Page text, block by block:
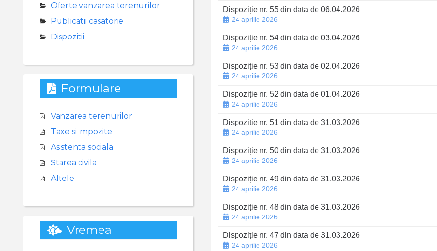
Dispoziție nr. 55 din data de 06.04.2026
24 aprilie 2026
Dispoziție nr. 54 din data de 03.04.2026
24 aprilie 2026
Dispoziție nr. 53 din data de 02.04.2026
24 aprilie 2026
Dispoziție nr. 52 din data de 01.04.2026
24 aprilie 2026
Dispoziție nr. 51 din data de 31.03.2026
24 aprilie 2026
Dispoziție nr. 50 din data de 31.03.2026
24 aprilie 2026
Dispoziție nr. 49 din data de 31.03.2026
24 aprilie 2026
Dispoziție nr. 48 din data de 31.03.2026
24 aprilie 2026
Dispoziție nr. 47 din data de 31.03.2026
24 aprilie 2026
Oferte vanzarea terenurilor
Publicatii casatorie
Dispozitii
Formulare
Vanzarea terenurilor
Taxe si impozite
Asistenta sociala
Starea civila
Altele
Vremea